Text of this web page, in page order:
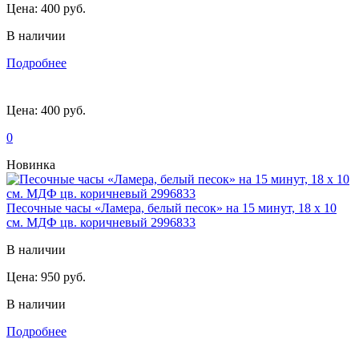
Цена: 400 руб.
В наличии
Подробнее
Цена: 400 руб.
0
Новинка
Песочные часы «Ламера, белый песок» на 15 минут, 18 х 10
см. МДФ цв. коричневый 2996833
В наличии
Цена: 950 руб.
В наличии
Подробнее